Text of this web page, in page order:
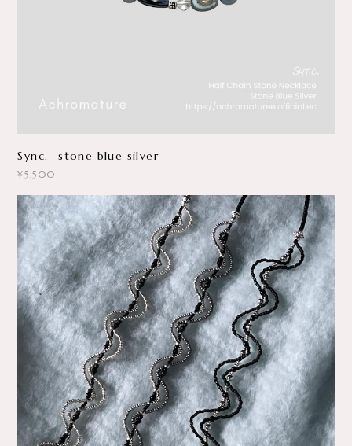
Sync. -stone blue silver-
¥5,500